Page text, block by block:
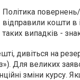
Політика
відправили кошти в
таких випадків -
дивіться на
Для великих
зміни курсу.